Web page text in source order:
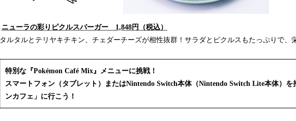
ニューラの彩りピクルスバーガー 1,848円（税込）
タルタルとテリヤキチキン、チェダーチーズが相性抜群！サラダとピクルスもたっぷりで、
特別な『Pokémon Café Mix』メニューに挑戦！
スマートフォン（タブレット）またはNintendo Switch本体（Nintendo Switch Lite本体）を
ンカフェ」に行こう！